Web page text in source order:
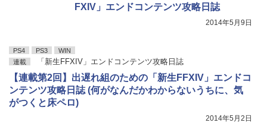
FXIV」エンドコンテンツ攻略日誌
2014年5月9日
PS4 PS3
WIN
連載
「新生FFXIV」エンドコンテンツ攻略日誌
【連載第2回】出遅れ組のための「新生FFXIV」エンドコ
ンテンツ攻略日誌 (何がなんだかわからないうちに、気
がつくと床ペロ)
2014年5月2日